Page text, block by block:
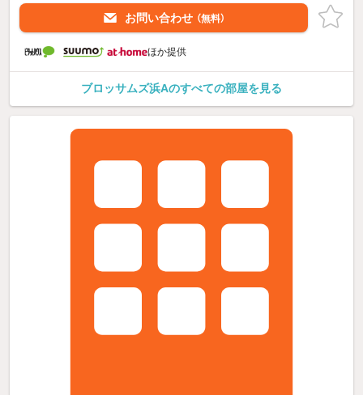
お問い合わせ （無料）
ほか提供
ブロッサムズ浜Aのすべての部屋を見る